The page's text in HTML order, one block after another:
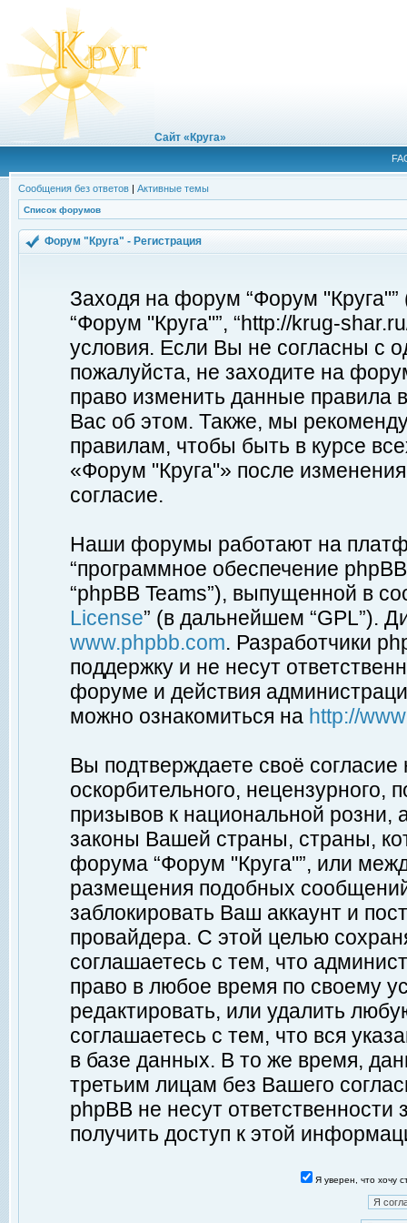
Сайт «Круга»
Сообщения без ответов | Активные темы
Список форумов
Форум "Круга" - Регистрация
Заходя на форум “Форум
“Форум "Круга"”, “http://krug-
условия. Если Вы не согласны с
пожалуйста, не заходите на
право изменить данные правила
Вас об этом. Также, мы
правилам, чтобы быть в курсе
«Форум "Круга"» после
согласие.
Наши форумы работают на
“программное обеспечение
“phpBB Teams”), выпущенной в
License” (в дальнейшем “GPL”).
www.phpbb.com. Разработчики
поддержку и не несут
форуме и действия
можно ознакомиться на http://
Вы подтверждаете своё
оскорбительного, нецензурного,
призывов к национальной
законы Вашей страны, страны,
форума “Форум "Круга"”, или
размещения подобных
заблокировать Ваш аккаунт и
провайдера. С этой целью
соглашаетесь с тем, что
право в любое время по своему
редактировать, или удалить
соглашаетесь с тем, что вся
в базе данных. В то же время,
третьим лицам без Вашего
phpBB не несут ответственности
получить доступ к этой
Я уверен, что хочу